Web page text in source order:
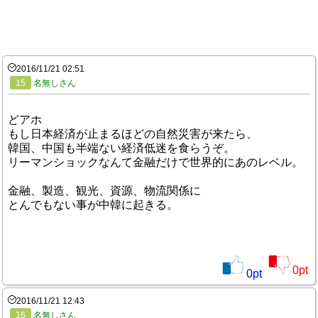
2016/11/21 02:51
15
名無しさん
どアホ
もし日本経済が止まるほどの自然災害が来たら、
韓国、中国も半端ない経済低迷を食らうぞ。
リーマンショックなんて金融だけで世界的にあのレベル。
金融、製造、観光、資源、物流関係に
とんでもない事が中韓に起きる。
0pt 0pt
2016/11/21 12:43
16
名無しさん